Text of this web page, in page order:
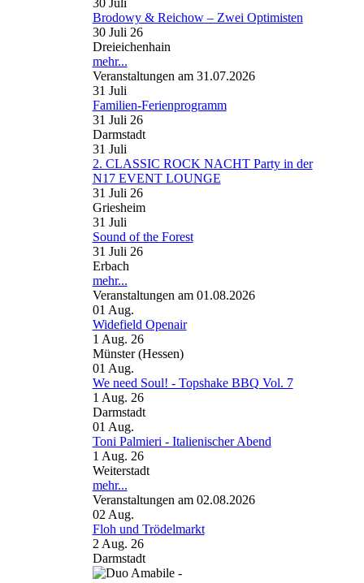
30 Juli
Brodowy & Reichow – Zwei Optimisten
30 Juli 26
Dreieichenhain
mehr...
Veranstaltungen am 31.07.2026
31 Juli
Familien-Ferienprogramm
31 Juli 26
Darmstadt
31 Juli
2. CLASSIC ROCK NACHT Party in der
N17 EVENT LOUNGE
31 Juli 26
Griesheim
31 Juli
Sound of the Forest
31 Juli 26
Erbach
mehr...
Veranstaltungen am 01.08.2026
01 Aug.
Widefield Openair
1 Aug. 26
Münster (Hessen)
01 Aug.
We need Soul! - Topshake BBQ Vol. 7
1 Aug. 26
Darmstadt
01 Aug.
Toni Palmieri - Italienischer Abend
1 Aug. 26
Weiterstadt
mehr...
Veranstaltungen am 02.08.2026
02 Aug.
Floh und Trödelmarkt
2 Aug. 26
Darmstadt